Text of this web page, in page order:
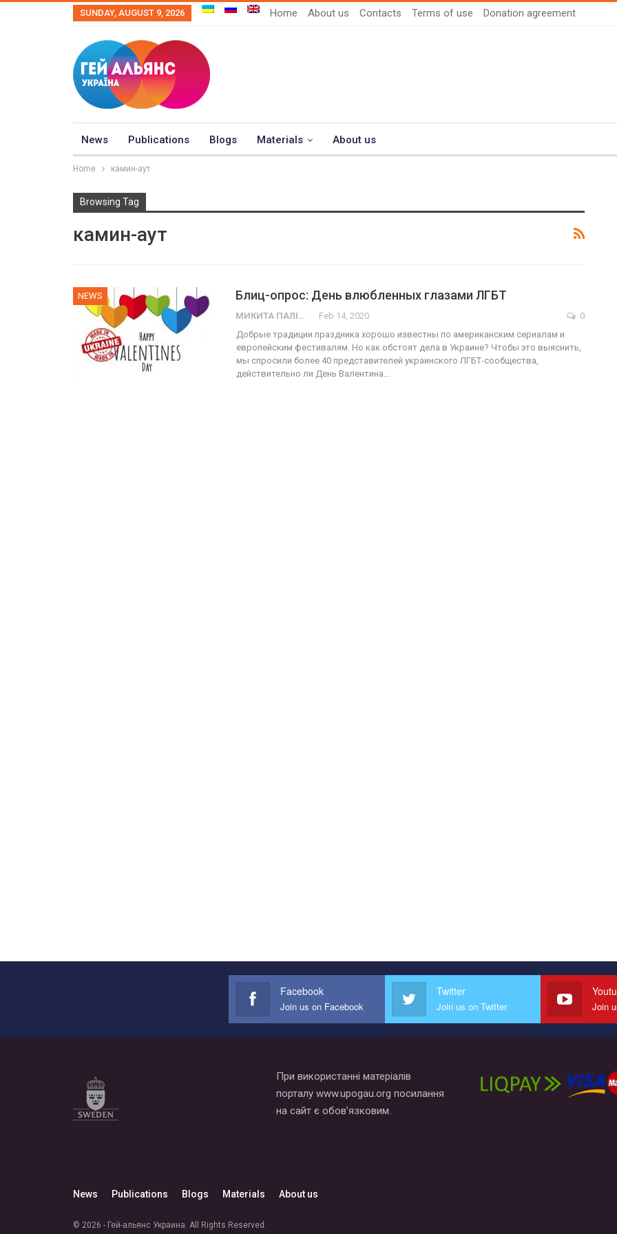
SUNDAY, AUGUST 9, 2026 Home About us Contacts Terms of use Donation agreement
News Publications Blogs Materials About us
Home камин-аут
Browsing Tag
камин-аут
NEWS Блиц-опрос: День влюбленных глазами ЛГБТ
МИКИТА ПАЛІЙ Feb 14, 2020
0
Добрые традиции праздника хорошо известны по американским сериалам и
европейским фестивалям. Но как обстоят дела в Украине? Чтобы это выяснить,
мы спросили более 40 представителей украинского ЛГБТ-сообщества,
действительно ли День Валентина…
Facebook
Join us on Facebook
Twitter
Join us on Twitter Join
При використанні матеріалів
порталу www.upogau.org посилання
на сайт є обов’язковим.
News Publications Blogs Materials About us
© 2026 - Гей-альянс Украина. All Rights Reserved.